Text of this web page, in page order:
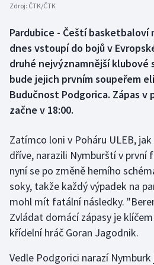
Box
Curling
Dostihy
Florbal
Futsal
Golf
Gymnastika
Zdroj: ČTK/ČTK
Pardubice - Čeští basketbaloví
dnes vstoupí do bojů v
druhé nejvýznamnější
bude jejich prvním soupeřem
Budučnost Podgorica. Zápas v
začne v 18:00.
Zatímco loni v Poháru ULEB,
dříve, narazili Nymburští v první
nyní se po změně herního
soky, takže každý výpadek na
mohl mít fatální následky.
Zvládat domácí zápasy je
křídelní hráč Goran Jagodnik.
Vedle Podgorici narazí